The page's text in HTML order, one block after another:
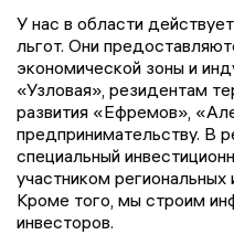
У нас в области
льгот. Они
экономической зоны и
«Узловая», резидентам
развития «Ефремов»,
предпринимательству. В
специальный
участником региональных
Кроме того, мы строим
инвесторов.